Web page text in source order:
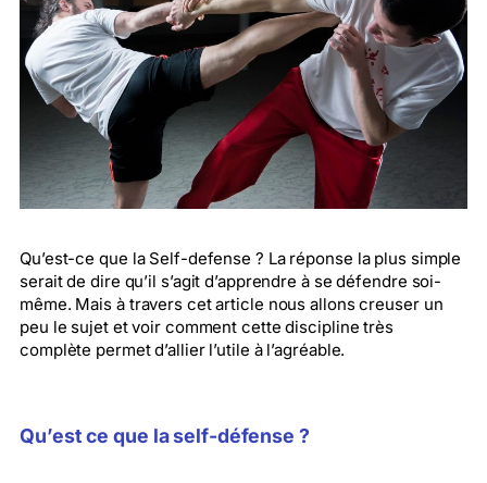
Qu’est-ce que la Self-defense ? La réponse la plus simple
serait de dire qu’il s’agit d’apprendre à se défendre soi-
même. Mais à travers cet article nous allons creuser un
peu le sujet et voir comment cette discipline très
complète permet d’allier l’utile à l’agréable.
Qu’est ce que la self-défense ?